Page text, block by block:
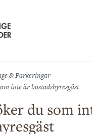
& Parkeringar
inte är bostadshyresgäst
du som